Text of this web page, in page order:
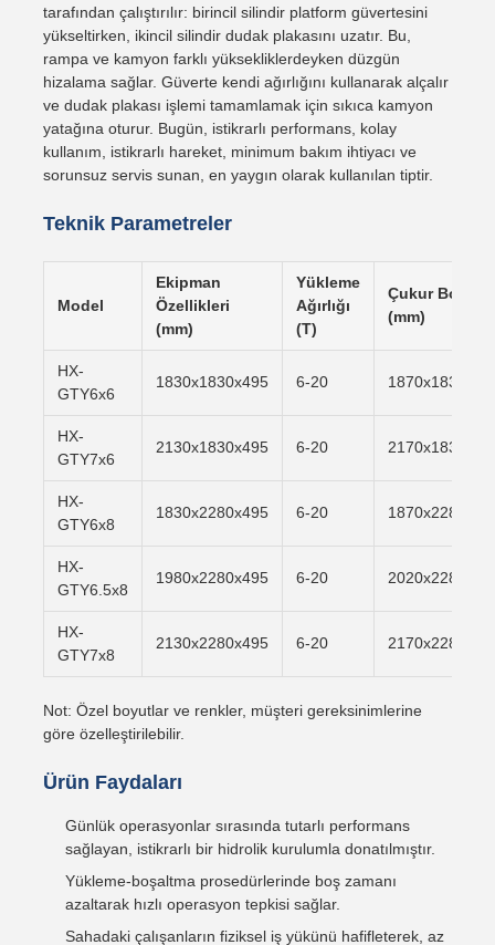
tarafından çalıştırılır: birincil silindir platform güvertesini
yükseltirken, ikincil silindir dudak plakasını uzatır. Bu,
rampa ve kamyon farklı yüksekliklerdeyken düzgün
hizalama sağlar. Güverte kendi ağırlığını kullanarak alçalır
ve dudak plakası işlemi tamamlamak için sıkıca kamyon
yatağına oturur. Bugün, istikrarlı performans, kolay
kullanım, istikrarlı hareket, minimum bakım ihtiyacı ve
sorunsuz servis sunan, en yaygın olarak kullanılan tiptir.
Teknik Parametreler
Model
Ekipman
Özellikleri
(mm)
Yükleme
Ağırlığı
(T)
Çukur Boyutu
(mm)
HX-
GTY6x6
1830x1830x495 6-20
HX-
GTY7x6
2130x1830x495 6-20
HX-
GTY6x8
1830x2280x495 6-20
HX-
GTY6.5x8
1980x2280x495 6-20
HX-
GTY7x8
2130x2280x495 6-20
Not: Özel boyutlar ve renkler, müşteri gereksinimlerine
göre özelleştirilebilir.
Ürün Faydaları
Günlük operasyonlar sırasında tutarlı performans
sağlayan, istikrarlı bir hidrolik kurulumla donatılmıştır.
Yükleme-boşaltma prosedürlerinde boş zamanı
azaltarak hızlı operasyon tepkisi sağlar.
Sahadaki çalışanların fiziksel iş yükünü hafifleterek, az